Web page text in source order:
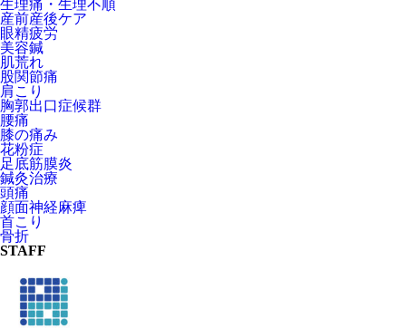
生理痛・生理不順
産前産後ケア
眼精疲労
美容鍼
肌荒れ
股関節痛
肩こり
胸郭出口症候群
腰痛
膝の痛み
花粉症
足底筋膜炎
鍼灸治療
頭痛
顔面神経麻痺
首こり
骨折
STAFF